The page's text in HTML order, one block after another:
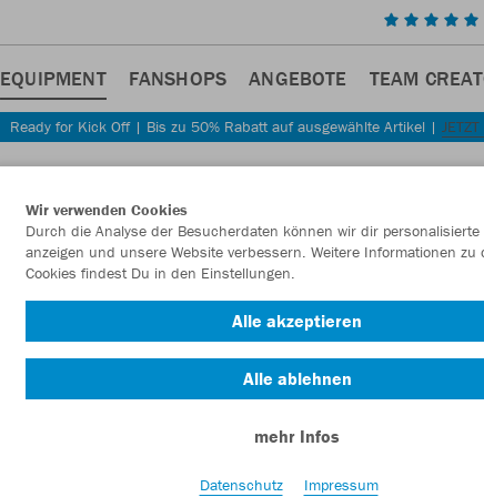
EQUIPMENT FANSHOPS ANGEBOTE TEAM
Ready for Kick Off | Bis zu 50% Rabatt auf ausgewählte Artikel |
Lust
Wir verwenden Cookies
Durch die Analyse der Besucherdaten können wir dir personalisierte
anzeigen und unsere Website verbessern. Weitere Informationen zu
Cookies findest Du in den Einstellungen.
Alle akzeptieren
Alle ablehnen
mehr Infos
Datenschutz Impressum